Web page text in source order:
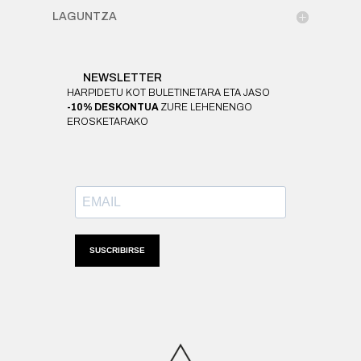
LAGUNTZA
NEWSLETTER
HARPIDETU KOT BULETINETARA ETA JASO
-10% DESKONTUA ZURE LEHENENGO
EROSKETARAKO
SUSCRIBIRSE